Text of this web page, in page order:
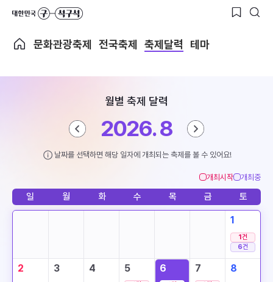
문화관광축제 전국축제 축제달력 테마
월별 축제 달력
2026. 8
날짜를 선택하면 해당 일자에 개최되는 축제를 볼 수 있어요!
개최시작 개최중
일 월 화 수 목 금 토
1
1건
6건
2 3 4 5 6 7 8